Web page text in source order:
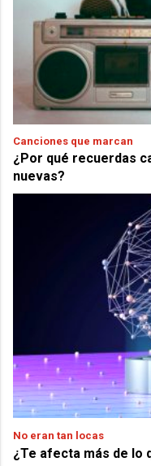
Canciones que marcan
¿Por qué recuerdas
nuevas?
No eran tan locas
¿Te afecta más de lo